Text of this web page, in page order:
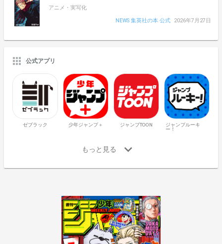
アニメ・実写化
NEWS 集英社の本 公式
2026年7月27日
公式アプリ
ゼブラック 少年ジャンプ＋ ジャンプTOON
ジャンプルーキ
ー！